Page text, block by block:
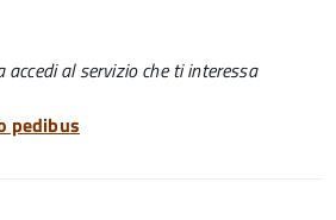
al servizio che ti interessa
pedibus